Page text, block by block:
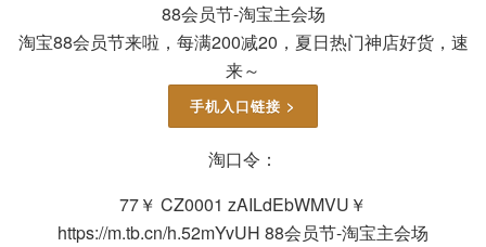
88会员节-淘宝主会场
淘宝88会员节来啦，每满200减20，夏日热门神店好货，速
来～
手机入口链接 >
淘口令：
77￥ CZ0001 zAILdEbWMVU￥
https://m.tb.cn/h.52mYvUH 88会员节-淘宝主会场